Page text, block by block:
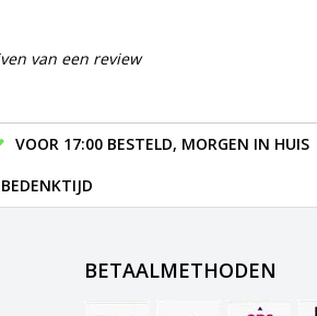
van een review
VOOR 17:00 BESTELD, MORGEN IN HUIS
BETAALMETHODEN